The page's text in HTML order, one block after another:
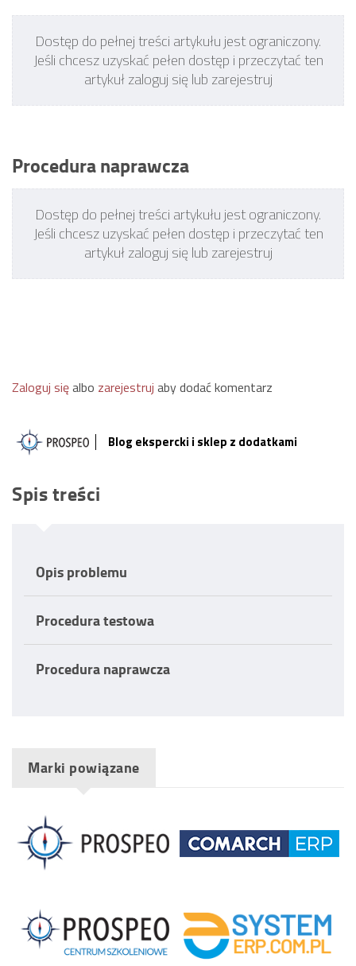
Dostęp do pełnej treści artykułu jest ograniczony.
Jeśli chcesz uzyskać pełen dostęp i przeczytać ten
artykuł zaloguj się lub zarejestruj
Procedura naprawcza
Dostęp do pełnej treści artykułu jest ograniczony.
Jeśli chcesz uzyskać pełen dostęp i przeczytać ten
artykuł zaloguj się lub zarejestruj
Zaloguj sięalbo zarejestruj aby dodać komentarz
Blog ekspercki i sklep z dodatkami
Spis treści
Opis problemu
Procedura testowa
Procedura naprawcza
Marki powiązane